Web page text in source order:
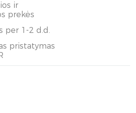
ir
prekės
per 1-2 d.d.
pristatymas